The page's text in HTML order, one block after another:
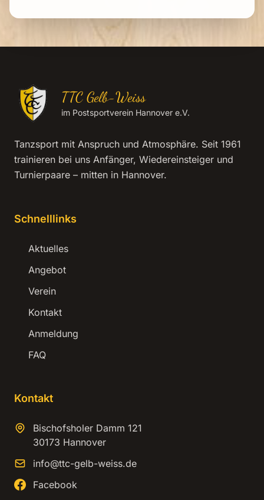
TTC Gelb-Weiss
im Postsportverein Hannover e.V.
Tanzsport mit Anspruch und Atmosphäre. Seit 1961
trainieren bei uns Anfänger, Wiedereinsteiger und
Turnierpaare – mitten in Hannover.
Schnelllinks
Aktuelles
Angebot
Verein
Kontakt
Anmeldung
FAQ
Kontakt
Bischofsholer Damm 121
30173 Hannover
info@ttc-gelb-weiss.de
Facebook